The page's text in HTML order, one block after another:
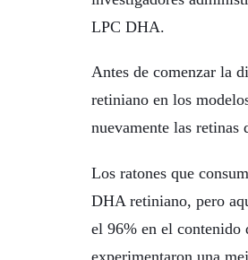
LPC DHA.
Antes de comenzar la
retiniano en los
nuevamente las retinas
Los ratones que
DHA retiniano, pero
el 96% en el